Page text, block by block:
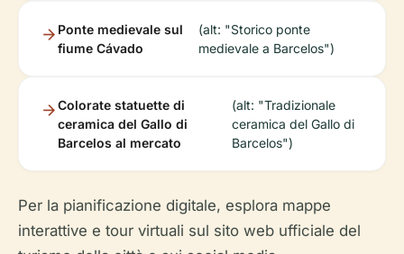
Ponte medievale sul
fiume Cávado
(alt: "Storico ponte
medievale a Barcelos")
Colorate statuette di
ceramica del Gallo di
Barcelos al mercato
(alt: "Tradizionale
ceramica del Gallo di
Barcelos")
Per la pianificazione digitale, esplora mappe
interattive e tour virtuali sul sito web ufficiale del